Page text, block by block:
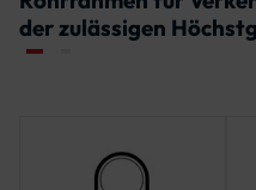
der zulässigen